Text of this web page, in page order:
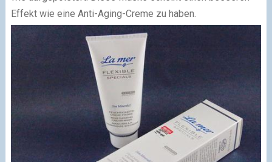
Effekt wie eine Anti-Aging-Creme zu haben.